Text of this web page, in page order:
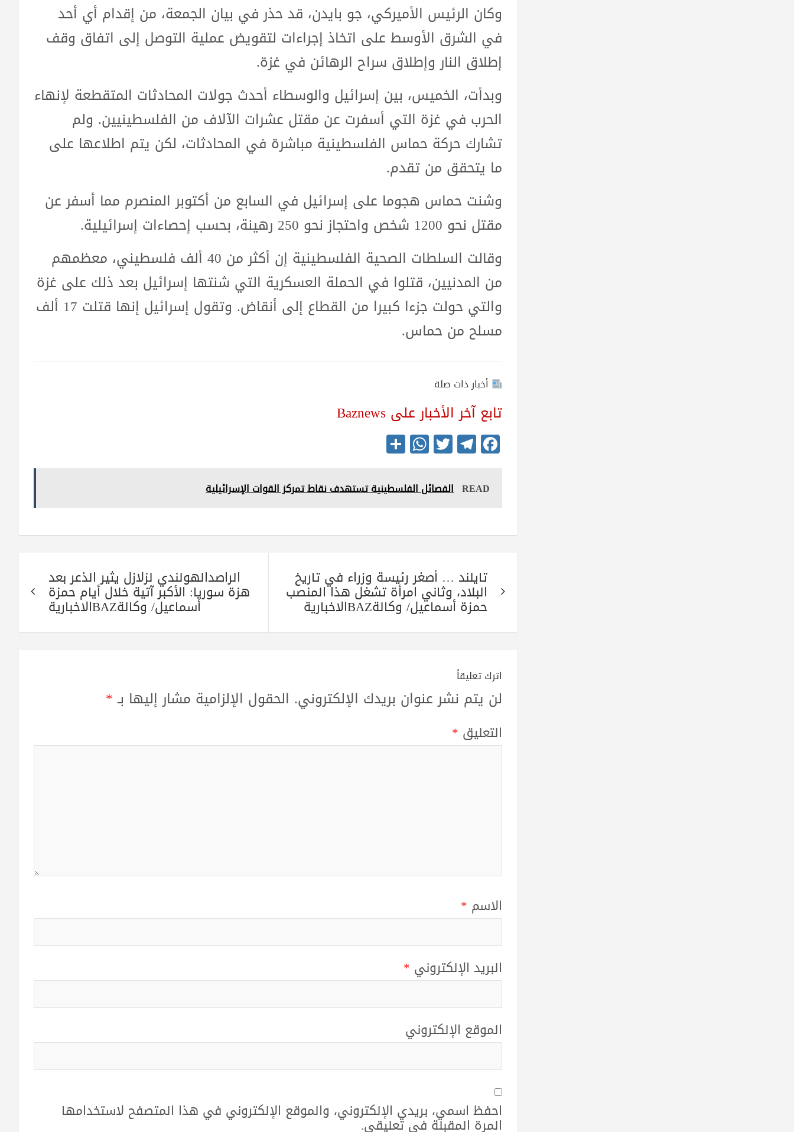
وكان الرئيس الأميركي، جو بايدن، قد حذر في بيان الجمعة، من إقدام أي أحد
في الشرق الأوسط على اتخاذ إجراءات لتقويض عملية التوصل إلى اتفاق وقف
إطلاق النار وإطلاق سراح الرهائن في غزة.
وبدأت، الخميس، بين إسرائيل والوسطاء أحدث جولات المحادثات المتقطعة لإنهاء
الحرب في غزة التي أسفرت عن مقتل عشرات الآلاف من الفلسطينيين. ولم
تشارك حركة حماس الفلسطينية مباشرة في المحادثات، لكن يتم اطلاعها على
ما يتحقق من تقدم.
وشنت حماس هجوما على إسرائيل في السابع من أكتوبر المنصرم مما أسفر عن
مقتل نحو 1200 شخص واحتجاز نحو 250 رهينة، بحسب إحصاءات إسرائيلية.
وقالت السلطات الصحية الفلسطينية إن أكثر من 40 ألف فلسطيني، معظمهم
من المدنيين، قتلوا في الحملة العسكرية التي شنتها إسرائيل بعد ذلك على غزة
والتي حولت جزءا كبيرا من القطاع إلى أنقاض. وتقول إسرائيل إنها قتلت 17 ألف
مسلح من حماس.
أخبار ذات صلة
تابع آخر الأخبار على Baznews
Fa
ce
bo
ok
Te
le
gr
a
T
wi
tte
r
W
ha
ts
A
S
ha
re READ الفصائل الفلسطينية تستهدف نقاط تمركز القوات الإسرائيلية
المقالاتتايلند … أصغر رئيسة وزراء في تاريخ
البلاد، وثاني امرأة تشغل هذا المنصب
حمزة أسماعيل/ وكالةBAZالاخبارية
الراصدالهولندي لزلازل يثير الذعر بعد
هزة سوريا: الأكبر آتية خلال أيام حمزة
أسماعيل/ وكالةBAZالاخبارية
اترك تعليقاً
لن يتم نشر عنوان بريدك الإلكتروني. الحقول الإلزامية مشار إليها بـ*
التعليق *
الاسم *
البريد الإلكتروني *
الموقع الإلكتروني
احفظ اسمي، بريدي الإلكتروني، والموقع الإلكتروني في هذا المتصفح لاستخدامها
المرة المقبلة في تعليقي.